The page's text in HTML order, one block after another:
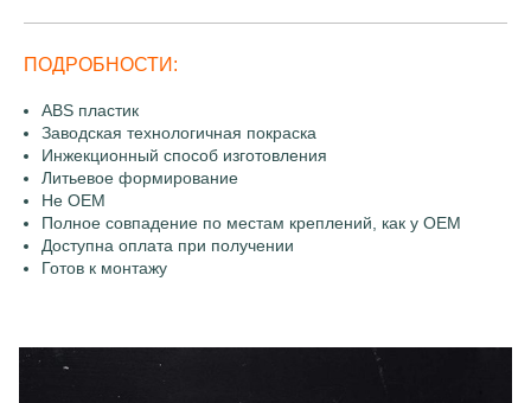
ПОДРОБНОСТИ:
ABS пластик
Заводская технологичная покраска
Инжекционный способ изготовления
Литьевое формирование
Не OEM
Полное совпадение по местам креплений, как у OEM
Доступна оплата при получении
Готов к монтажу